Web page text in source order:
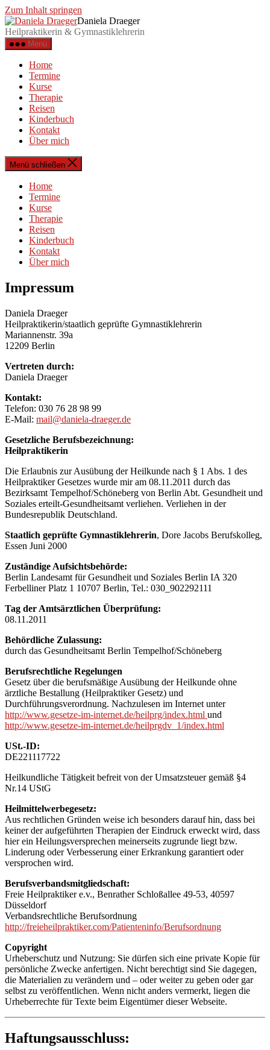
Zum Inhalt springen
Daniela Draeger
Heilpraktikerin & Gymnastiklehrerin
Menü
Home
Termine
Kurse
Therapie
Reisen
Kinderbuch
Kontakt
Über mich
Menü schließen
Home
Termine
Kurse
Therapie
Reisen
Kinderbuch
Kontakt
Über mich
Impressum
Daniela Draeger
Heilpraktikerin/staatlich geprüfte Gymnastiklehrerin
Mariannenstr. 39a
12209 Berlin
Vertreten durch:
Daniela Draeger
Kontakt:
Telefon: 030 76 28 98 99
E-Mail: mail@daniela-draeger.de
Gesetzliche Berufsbezeichnung:
Heilpraktikerin
Die Erlaubnis zur Ausübung der Heilkunde nach § 1 Abs. 1 des
Heilpraktiker Gesetzes wurde mir am 08.11.2011 durch das
Bezirksamt Tempelhof/Schöneberg von Berlin Abt. Gesundheit und
Soziales erteilt-Gesundheitsamt verliehen. Verliehen in der
Bundesrepublik Deutschland.
Staatlich geprüfte Gymnastiklehrerin, Dore Jacobs Berufskolleg,
Essen Juni 2000
Zuständige Aufsichtsbehörde:
Berlin Landesamt für Gesundheit und Soziales Berlin IA 320
Ferbelliner Platz 1 10707 Berlin, Tel.: 030_902292111
Tag der Amtsärztlichen Überprüfung:
08.11.2011
Behördliche Zulassung:
durch das Gesundheitsamt Berlin Tempelhof/Schöneberg
Berufsrechtliche Regelungen
Gesetz über die berufsmäßige Ausübung der Heilkunde ohne
ärztliche Bestallung (Heilpraktiker Gesetz) und
Durchführungsverordnung. Nachzulesen im Internet unter
http://www.gesetze-im-internet.de/heilprg/index.html und
http://www.gesetze-im-internet.de/heilprgdv_1/index.html
USt.-ID:
DE221117722
Heilkundliche Tätigkeit befreit von der Umsatzsteuer gemäß §4
Nr.14 UStG
Heilmittelwerbegesetz:
Aus rechtlichen Gründen weise ich besonders darauf hin, dass bei
keiner der aufgeführten Therapien der Eindruck erweckt wird, dass
hier ein Heilungsversprechen meinerseits zugrunde liegt bzw.
Linderung oder Verbesserung einer Erkrankung garantiert oder
versprochen wird.
Berufsverbandsmitgliedschaft:
Freie Heilpraktiker e.v., Benrather Schloßallee 49-53, 40597
Düsseldorf
Verbandsrechtliche Berufsordnung
http://freieheilpraktiker.com/Patienteninfo/Berufsordnung
Copyright
Urheberschutz und Nutzung: Sie dürfen sich eine private Kopie für
persönliche Zwecke anfertigen. Nicht berechtigt sind Sie dagegen,
die Materialien zu verändern und – oder weiter zu geben oder gar
selbst zu veröffentlichen. Wenn nicht anders vermerkt, liegen die
Urheberrechte für Texte beim Eigentümer dieser Webseite.
Haftungsausschluss: